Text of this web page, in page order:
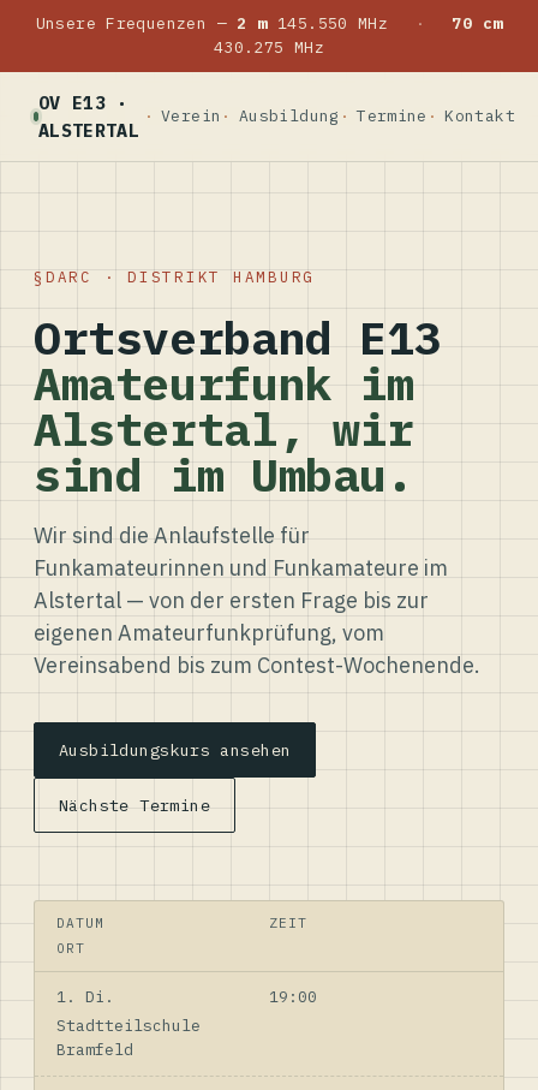
Unsere Frequenzen — 2 m145.550 MHz ·
70 cm
430.275 MHz
OV E13 ·
ALSTERTAL
Verein Ausbildung Termine Kontakt
DARC · DISTRIKT HAMBURG
Ortsverband E13
Amateurfunk im
Alstertal, wir
sind im Umbau.
Wir sind die Anlaufstelle für
Funkamateurinnen und Funkamateure im
Alstertal — von der ersten Frage bis zur
eigenen Amateurfunkprüfung, vom
Vereinsabend bis zum Contest-Wochenende.
Ausbildungskurs ansehen
Nächste Termine
DATUM
ZEIT
ORT
1. Di.
19:00
Stadtteilschule
Bramfeld